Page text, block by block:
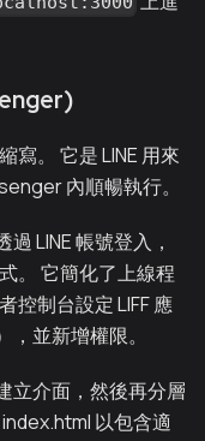
寫。 它是 LINE 用來
內順暢執行。
LINE 帳號登入，
。 它簡化了上線程
控制台設定 LIFF 應
並新增權限。
立介面，然後再分層
以包含適